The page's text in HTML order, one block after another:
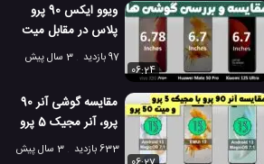
ویوو ایکس 90 پرو
پلاس در مقابل میت
50 و شیائومی 12 اس
97 بازدید
3 سال پیش
06:24
مقایسه گوشی آنر 90
پرو، آنر مجیک 5 پرو
و هواوی میت 50 پرو
633 بازدید
3 سال پیش